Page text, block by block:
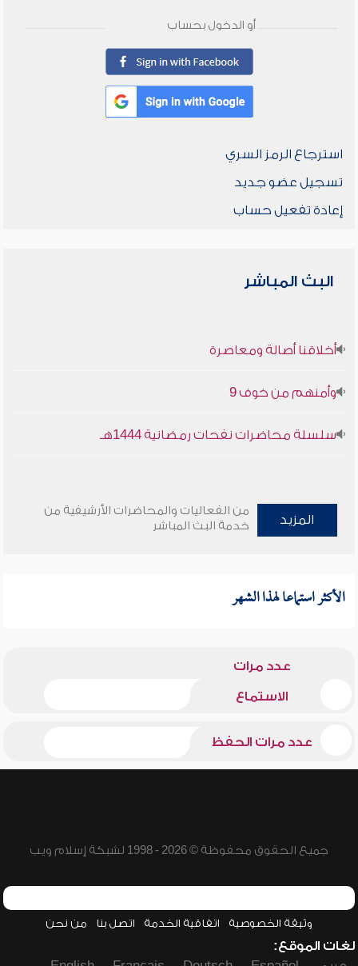
أو الدخول بحساب
استرجاع الرمز السري
تسجيل عضو جديد
إعادة تفعيل حساب
البث المباشر
أخلاقنا أصالة ومعاصرة
وأمنهم من خوف 9
سلسلة محاضرات نفحات رمضانية 1444هـ
المزيد
من الفعاليات والمحاضرات الأرشيفية من
خدمة البث المباشر
الأكثر استماعا لهذا الشهر
عدد مرات
الاستماع
عدد مرات الحفظ
جميع الحقوق محفوظة © 2026 - 1998 لشبكة إسلام ويب
وثيقة الخصوصية اتفاقية الخدمة اتصل بنا من نحن
لغات الموقع: